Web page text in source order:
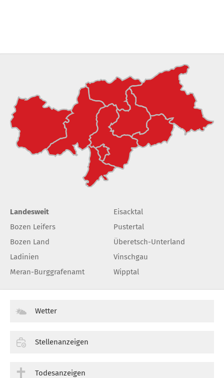
Landesweit
Bozen Leifers
Bozen Land
Ladinien
Meran-Burggrafenamt
Eisacktal
Pustertal
Überetsch-Unterland
Vinschgau
Wipptal
Wetter
Stellenanzeigen
Todesanzeigen